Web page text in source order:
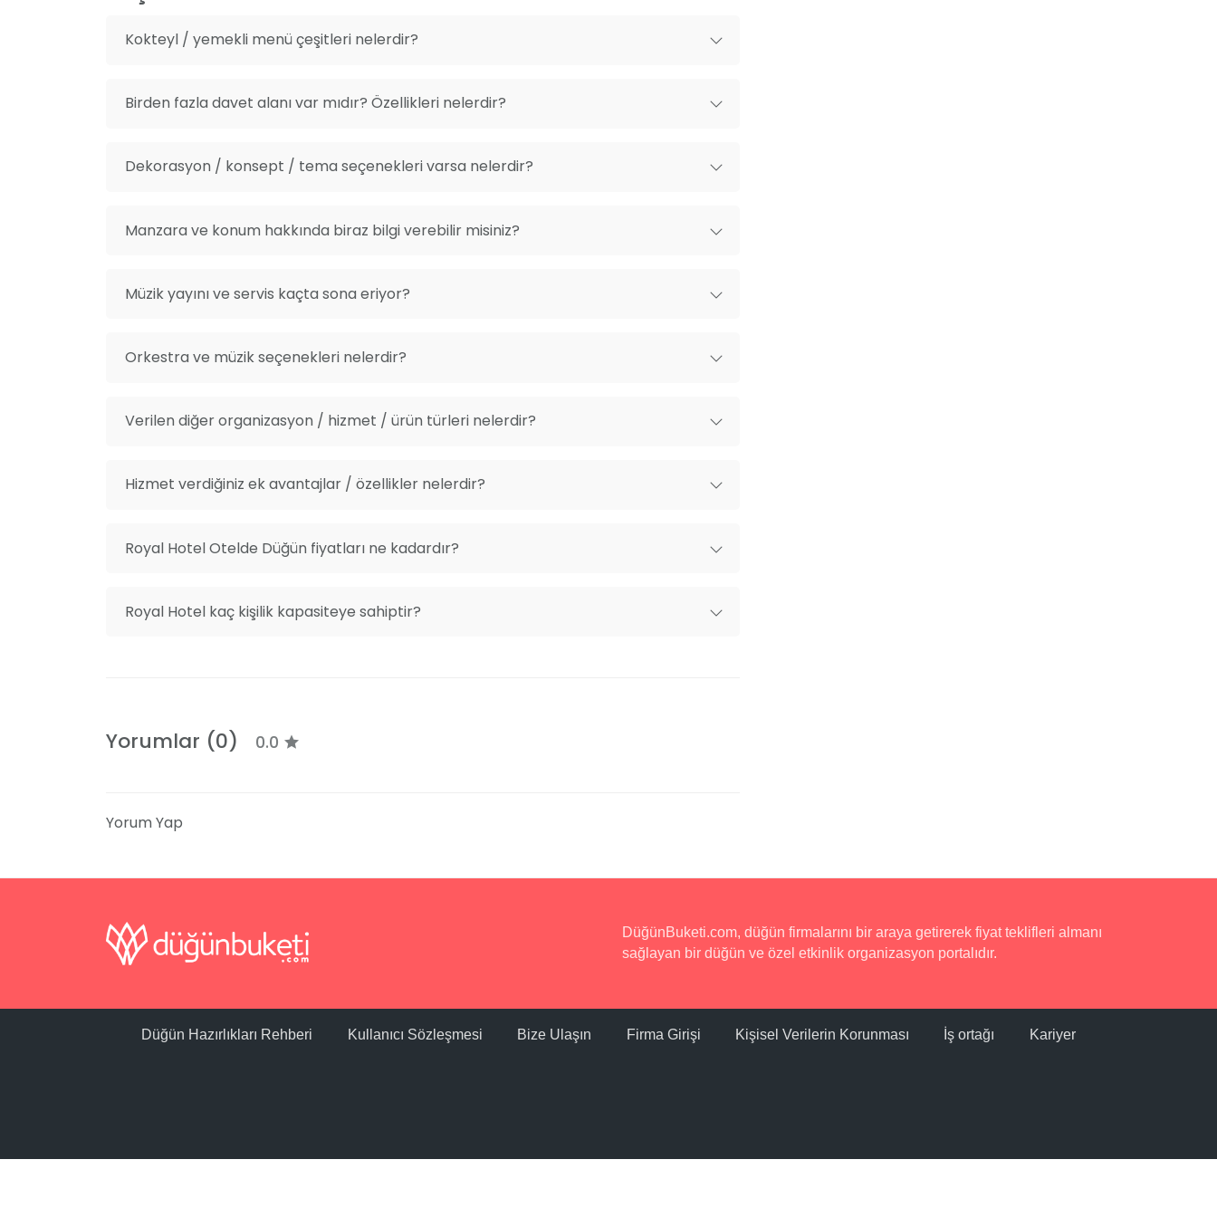
Kokteyl / yemekli menü çeşitleri nelerdir?
Birden fazla davet alanı var mıdır? Özellikleri nelerdir?
Dekorasyon / konsept / tema seçenekleri varsa nelerdir?
Manzara ve konum hakkında biraz bilgi verebilir misiniz?
Müzik yayını ve servis kaçta sona eriyor?
Orkestra ve müzik seçenekleri nelerdir?
Verilen diğer organizasyon / hizmet / ürün türleri nelerdir?
Hizmet verdiğiniz ek avantajlar / özellikler nelerdir?
Royal Hotel Otelde Düğün fiyatları ne kadardır?
Royal Hotel kaç kişilik kapasiteye sahiptir?
Yorumlar (0) 0.0
Yorum Yap
DüğünBuketi.com, düğün firmalarını bir araya getirerek fiyat teklifleri almanı
sağlayan bir düğün ve özel etkinlik organizasyon portalıdır.
Düğün Hazırlıkları Rehberi Kullanıcı Sözleşmesi Bize Ulaşın Firma Girişi Kişisel Verilerin Korunması İş ortağı Kariyer